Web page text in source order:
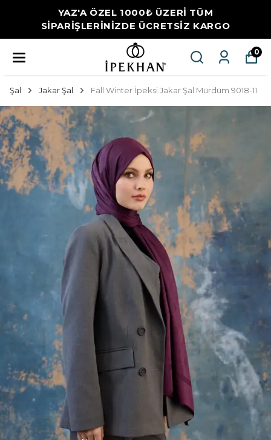
YAZ'A ÖZEL 1000₺ ÜZERİ TÜM
SİPARİŞLERİNİZDE ÜCRETSİZ KARGO
0
Şal Jakar Şal Fall Winter İpeksi Jakar Şal Mürdüm 9018-11